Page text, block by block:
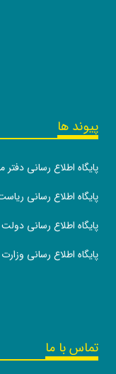
پیوند ها
پایگاه اطلاع رسانی
پایگاه اطلاع رسانی
پایگاه اطلاع رسانی دولت
پایگاه اطلاع رسانی
تماس با ما